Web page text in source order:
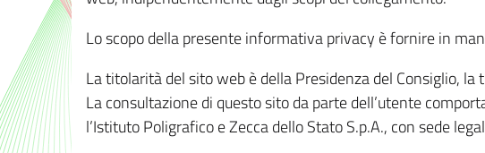
Lo scopo della presente informativa privacy è fornire in
La titolarità del sito web è della Presidenza del Consiglio,
La consultazione di questo sito da parte dell’utente
l’Istituto Poligrafico e Zecca dello Stato S.p.A., con sede